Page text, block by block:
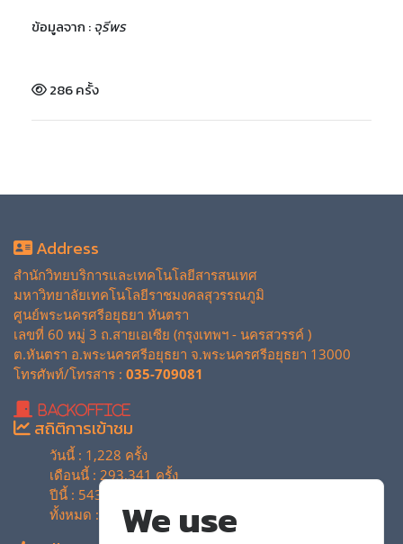
We use
ข้อมูลจาก :จุรีพร
286 ครั้ง
Address
สำนักวิทยบริการและเทคโนโลยีสารสนเทศ
มหาวิทยาลัยเทคโนโลยีราชมงคลสุวรรณภูมิ
ศูนย์พระนครศรีอยุธยา หันตรา
เลขที่ 60 หมู่ 3 ถ.สายเอเซีย (กรุงเทพฯ - นครสวรรค์ )
ต.หันตรา อ.พระนครศรีอยุธยา จ.พระนครศรีอยุธยา 13000
โทรศัพท์/โทรสาร : 035-709081
BackOffice
สถิติการเข้าชม
วันนี้ : 1,228 ครั้ง
เดือนนี้ : 293,341 ครั้ง
ปีนี้ : 543,517 ครั้ง
ทั้งหมด : 4,134,467 ครั้ง